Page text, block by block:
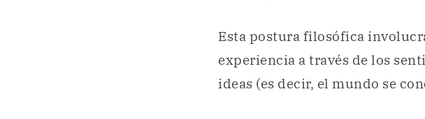
Esta postura filosófica
experiencia a través de los
ideas (es decir, el mundo se